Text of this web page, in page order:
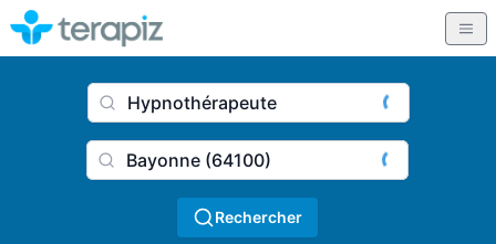
Nom du praticien, profession
Ville
Rechercher